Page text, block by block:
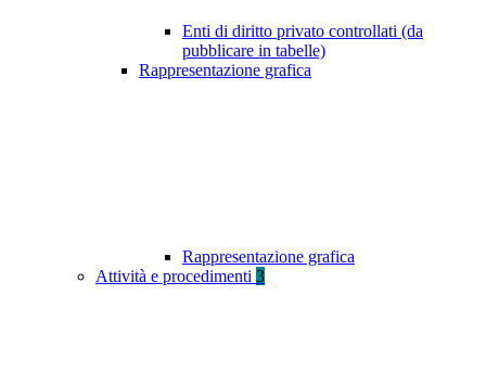
Enti di diritto privato controllati (da
pubblicare in tabelle)
Rappresentazione grafica
Rappresentazione grafica
Attività e procedimenti 3